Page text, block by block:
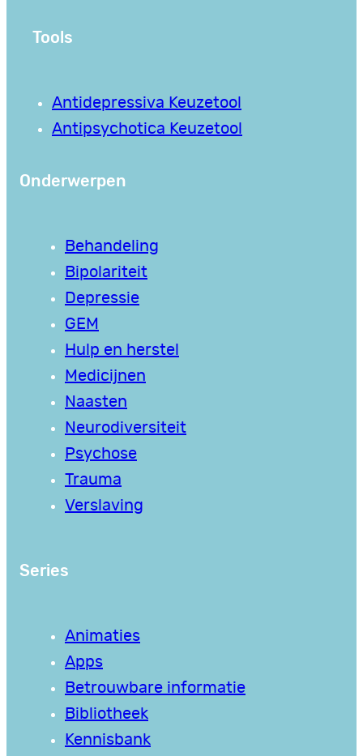
Tools
Antidepressiva Keuzetool
Antipsychotica Keuzetool
Onderwerpen
Behandeling
Bipolariteit
Depressie
GEM
Hulp en herstel
Medicijnen
Naasten
Neurodiversiteit
Psychose
Trauma
Verslaving
Series
Animaties
Apps
Betrouwbare informatie
Bibliotheek
Kennisbank